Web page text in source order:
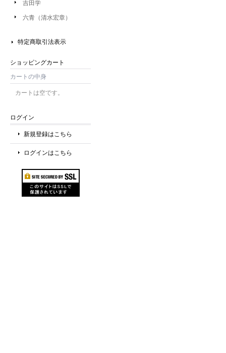
吉田学
六青（清水宏章）
特定商取引法表示
ショッピングカート
カートの中身
カートは空です。
ログイン
新規登録はこちら
ログインはこちら